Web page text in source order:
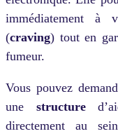
immédiatement à
(craving) tout en
fumeur.
Vous pouvez
une structure
directement au